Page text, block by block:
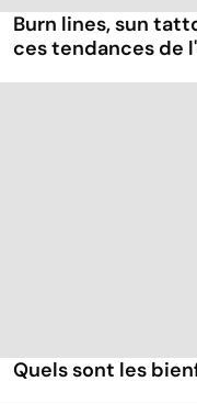
Burn lines, sun
ces tendances de
Quels sont les